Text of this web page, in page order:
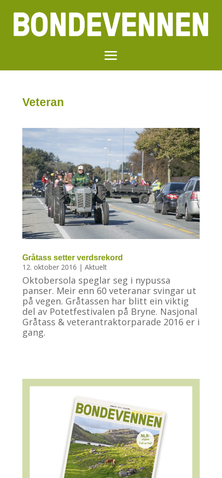
Veteran
Gråtass setter verdsrekord
12. oktober 2016 | Aktuelt
Oktobersola speglar seg i nypussa
panser. Meir enn 60 veteranar svingar ut
på vegen. Gråtassen har blitt ein viktig
del av Potetfestivalen på Bryne. Nasjonal
Gråtass & veterantraktorparade 2016 er i
gang.